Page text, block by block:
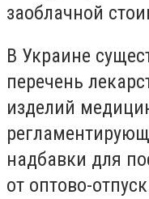
заоблачной
В Украине
перечень
изделий
надбавки для
от оптово-